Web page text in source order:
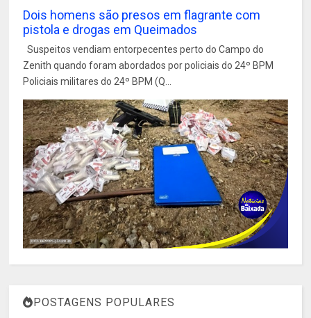
Dois homens são presos em flagrante com
pistola e drogas em Queimados
Suspeitos vendiam entorpecentes perto do Campo do
Zenith quando foram abordados por policiais do 24º BPM
Policiais militares do 24º BPM (Q...
POSTAGENS POPULARES